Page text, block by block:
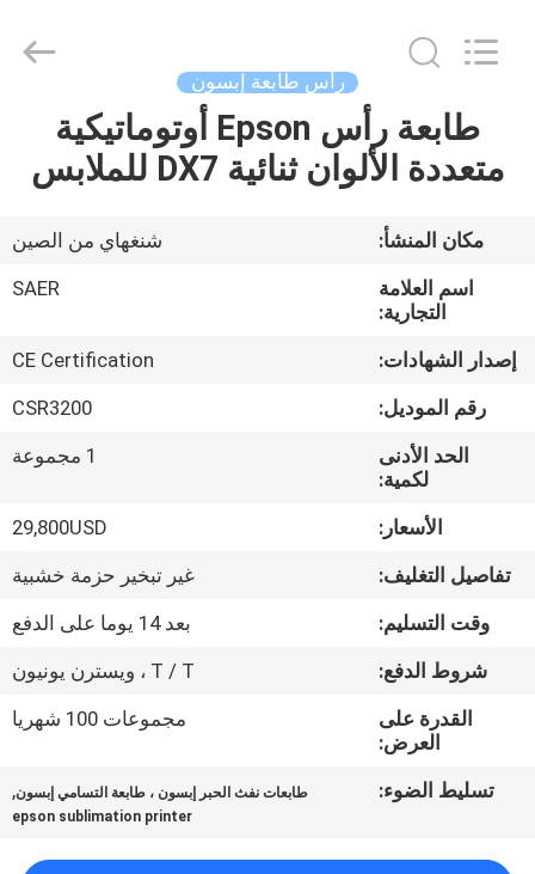
منزل
أشرطة
حول
في
المعمل
ضبط
الجودة
اتصل
Supplier
رأس طابعة إبسون
طابعة رأس Epson أوتوماتيكية
متعددة الألوان ثنائية DX7 للملابس
مكان المنشأ:
شنغهاي من الصين
اسم العلامة
التجارية:
SAER
إصدار الشهادات:
CE Certification
رقم الموديل:
CSR3200
الحد الأدنى
لكمية:
1 مجموعة
الأسعار:
29,800USD
تفاصيل التغليف:
غير تبخير حزمة خشبية
وقت التسليم:
بعد 14 يوما على الدفع
شروط الدفع:
T / T ، ويسترن يونيون
القدرة على
العرض:
مجموعات 100 شهريا
تسليط الضوء: طابعات نفث الحبر إبسون ، طابعة التسامي إبسون,
epson sublimation printer